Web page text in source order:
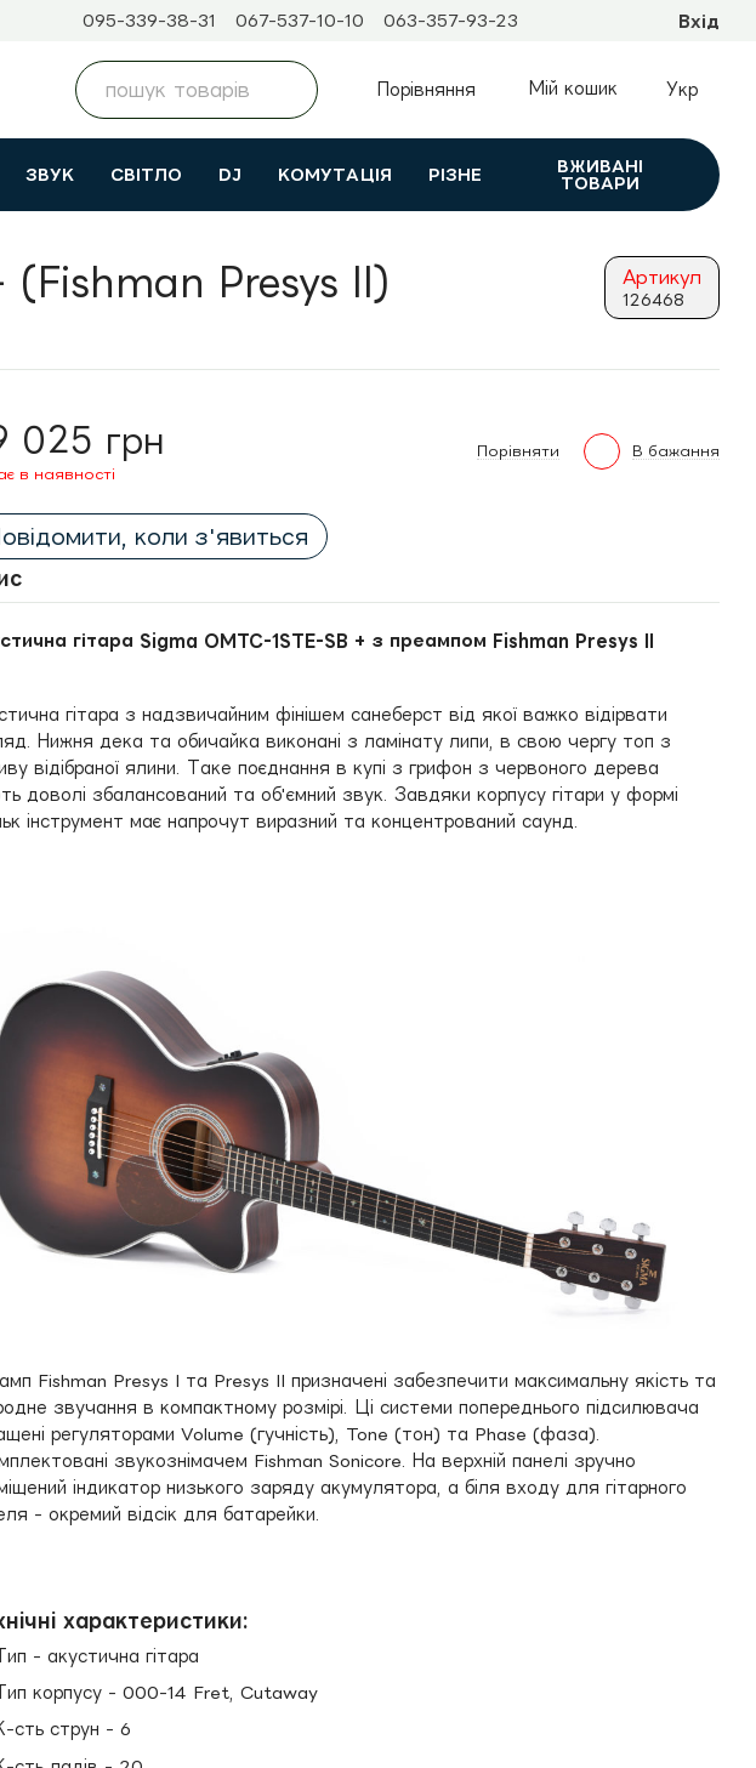
095-339-38-31 067-537-10-10 063-357-93-23 Вхід
Порівняння Мій кошик Укр
ЗВУК СВІТЛО DJ КОМУТАЦІЯ РІЗНЕ
ВЖИВАНI
ТОВАРИ
(Fishman Presys II) Артикул
126468
025 грн
в наявності
Порівняти В бажання
коли з'явиться
гітара Sigma OMTC-1STE-SB + з преампом Fishman Presys II
гітара з надзвичайним фінішем санеберст від якої важко відірвати
Нижня дека та обичайка виконані з ламінату липи, в свою чергу топ з
відібраної ялини. Таке поєднання в купі з грифон з червоного дерева
доволі збалансований та об'ємний звук. Завдяки корпусу гітари у формі
інструмент має напрочут виразний та концентрований саунд.
Fishman Presys I та Presys II призначені забезпечити максимальну якість та
звучання в компактному розмірі. Ці системи попереднього підсилювача
регуляторами Volume (гучність), Tone (тон) та Phase (фаза).
звукознімачем Fishman Sonicore. На верхній панелі зручно
індикатор низького заряду акумулятора, а біля входу для гітарного
- окремий відсік для батарейки.
характеристики:
- акустична гітара
корпусу - 000-14 Fret, Cutaway
сть струн - 6